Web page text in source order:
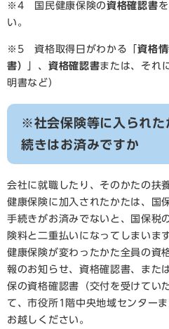
※4 国民健康保険の資格確認書
い。
※5 資格取得日がわかる「資格
書）
」、 資格確認書または、それ
明書など）
※社会保険等に入られた
続きはお済みですか
会社に就職したり、そのかたの扶
健康保険に加入されたかたは、国
手続きがお済みでないと、国保税
険料と二重払いになってしまいます
健康保険が変わったかた全員の資
報のお知らせ、資格確認書、また
保の資格確認書（交付を受けてい
て、市役所1階中央地域センター
お越しください。